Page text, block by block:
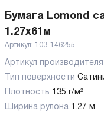
Бумага Lomond
1.27х61м
Артикул: 103-146255
Артикул производителя
Тип поверхности
Плотность 135 г/м²
Ширина рулона 1.27 м